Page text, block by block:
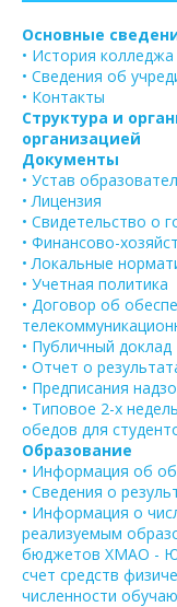
Основные
• История колледжа
• Сведения об
• Контакты
Структура и
организацией
Документы
• Устав
• Лицензия
• Свидетельство о
• Финансово-
• Локальные
• Учетная политика
• Договор об
• Публичный доклад
• Отчет о
• Предписания
• Типовое 2-х
обедов для
Образование
• Информация об
• Сведения о
• Информация о
реализуемым
бюджетов ХМАО -
счет средств
численности